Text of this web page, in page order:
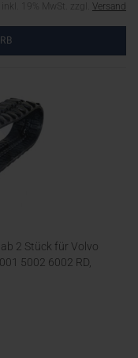
inkl. 19% MwSt. zzgl. Versand
2 Stück für Volvo
5002 6002 RD,